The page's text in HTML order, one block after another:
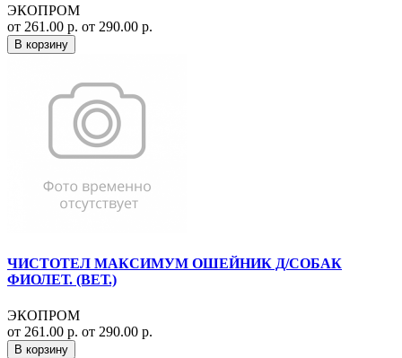
ЭКОПРОМ
от 261.00 р. от 290.00 р.
В корзину
ЧИСТОТЕЛ МАКСИМУМ ОШЕЙНИК Д/СОБАК
ФИОЛЕТ. (ВЕТ.)
ЭКОПРОМ
от 261.00 р. от 290.00 р.
В корзину